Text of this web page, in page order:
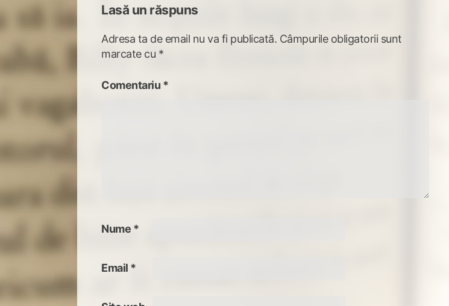
Lasă un răspuns
Adresa ta de email nu va fi publicată. Câmpurile obligatorii sunt
marcate cu *
Comentariu *
Nume *
Email *